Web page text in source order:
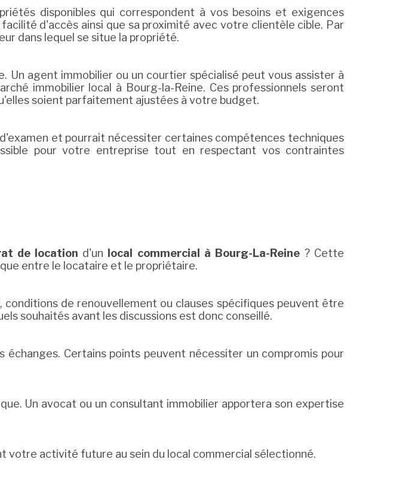
disponibles qui correspondent à vos besoins et exigences
facilité d'accès ainsi que sa proximité avec votre clientèle cible. Par
dans lequel se situe la propriété.
Un agent immobilier ou un courtier spécialisé peut vous assister à
immobilier local à Bourg-la-Reine. Ces professionnels seront
soient parfaitement ajustées à votre budget.
et pourrait nécessiter certaines compétences techniques
pour votre entreprise tout en respectant vos contraintes
de location d'un local commercial à Bourg-La-Reine? Cette
entre le locataire et le propriétaire.
conditions de renouvellement ou clauses spécifiques peuvent être
souhaités avant les discussions est donc conseillé.
échanges. Certains points peuvent nécessiter un compromis pour
Un avocat ou un consultant immobilier apportera son expertise
activité future au sein du local commercial sélectionné.